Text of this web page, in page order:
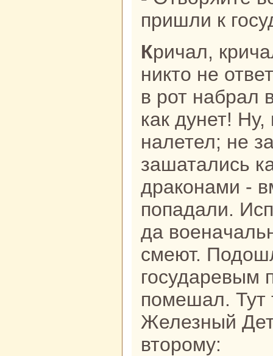
пришли к
Кричал, кричал Задуй Ветер, да
никто не
в рот нaбpaл
как дунет!
нaлетел; не
зашатались
дpaкoнaми -
попадали.
да
смеют.
государевым
помешал. Тут
Железный
второму: